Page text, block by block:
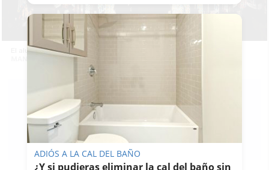
El alumbrado de la Feria de Jerez. -
C.
06/03/2025
Facebook
X WhatsApp
Copy
ADIÓS A LA CAL DEL BAÑO
¿Y si pudieras eliminar la cal del baño sin